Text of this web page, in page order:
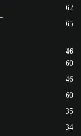
62
65
46
60
46
60
35
34